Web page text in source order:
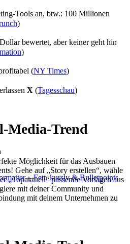
– Fett, kursiv & Bulletpoints
Tools an, btw.: 100 Millionen
)
bewertet, aber keiner geht hin
)
(NY Times)
X (Tagesschau)
Media-Trend
Möglichkeit für das Ausbauen
Gehe auf „Story erstellen“, wähle
„Topaktuell“ passende Vorlagen aus
mit deiner Community und
mit deinem Unternehmen zu